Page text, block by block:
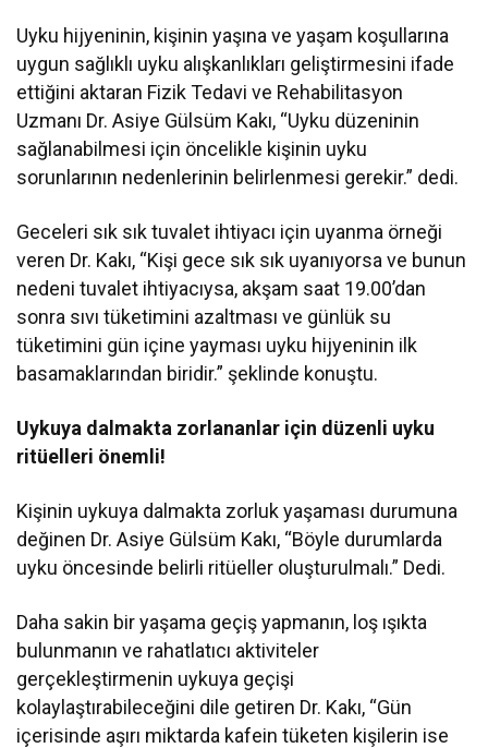
Uyku hijyeninin, kişinin yaşına ve yaşam koşullarına
uygun sağlıklı uyku alışkanlıkları geliştirmesini ifade
ettiğini aktaran Fizik Tedavi ve Rehabilitasyon
Uzmanı Dr. Asiye Gülsüm Kakı, “Uyku düzeninin
sağlanabilmesi için öncelikle kişinin uyku
sorunlarının nedenlerinin belirlenmesi gerekir.” dedi.
Geceleri sık sık tuvalet ihtiyacı için uyanma örneği
veren Dr. Kakı, “Kişi gece sık sık uyanıyorsa ve bunun
nedeni tuvalet ihtiyacıysa, akşam saat 19.00’dan
sonra sıvı tüketimini azaltması ve günlük su
tüketimini gün içine yayması uyku hijyeninin ilk
basamaklarından biridir.” şeklinde konuştu.
Uykuya dalmakta zorlananlar için düzenli uyku
ritüelleri önemli!
Kişinin uykuya dalmakta zorluk yaşaması durumuna
değinen Dr. Asiye Gülsüm Kakı, “Böyle durumlarda
uyku öncesinde belirli ritüeller oluşturulmalı.” Dedi.
Daha sakin bir yaşama geçiş yapmanın, loş ışıkta
bulunmanın ve rahatlatıcı aktiviteler
gerçekleştirmenin uykuya geçişi
kolaylaştırabileceğini dile getiren Dr. Kakı, “Gün
içerisinde aşırı miktarda kafein tüketen kişilerin ise